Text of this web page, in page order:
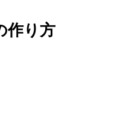
作り方